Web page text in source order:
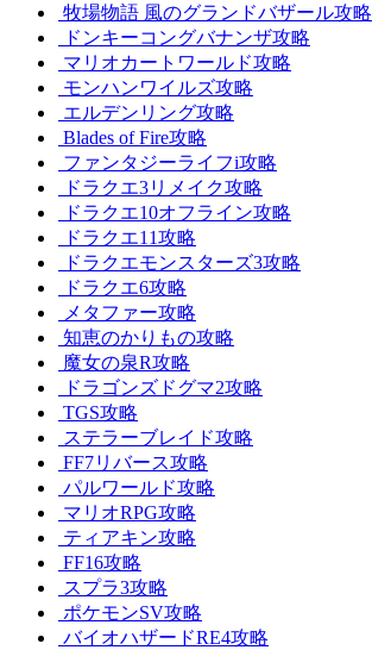
牧場物語 風のグランドバザール攻略
ドンキーコングバナンザ攻略
マリオカートワールド攻略
モンハンワイルズ攻略
エルデンリング攻略
Blades of Fire攻略
ファンタジーライフi攻略
ドラクエ3リメイク攻略
ドラクエ10オフライン攻略
ドラクエ11攻略
ドラクエモンスターズ3攻略
ドラクエ6攻略
メタファー攻略
知恵のかりもの攻略
魔女の泉R攻略
ドラゴンズドグマ2攻略
TGS攻略
ステラーブレイド攻略
FF7リバース攻略
パルワールド攻略
マリオRPG攻略
ティアキン攻略
FF16攻略
スプラ3攻略
ポケモンSV攻略
バイオハザードRE4攻略